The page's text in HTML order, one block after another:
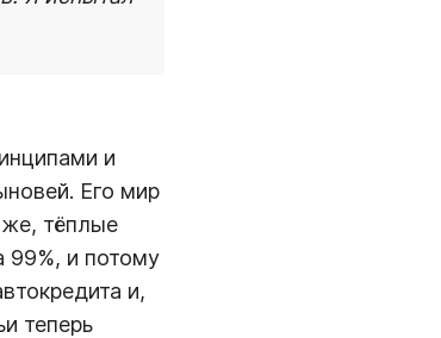
и
Его мир
же, тёплые
99%, и потому
и,
теперь